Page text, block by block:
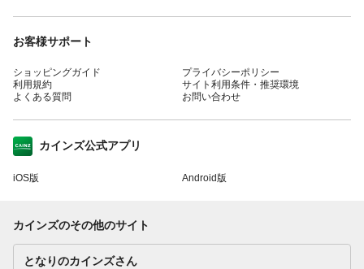
お客様サポート
ショッピングガイド
利用規約
よくある質問
プライバシーポリシー
サイト利用条件・推奨環境
お問い合わせ
カインズ公式アプリ
iOS版 Android版
カインズのその他のサイト
となりのカインズさん